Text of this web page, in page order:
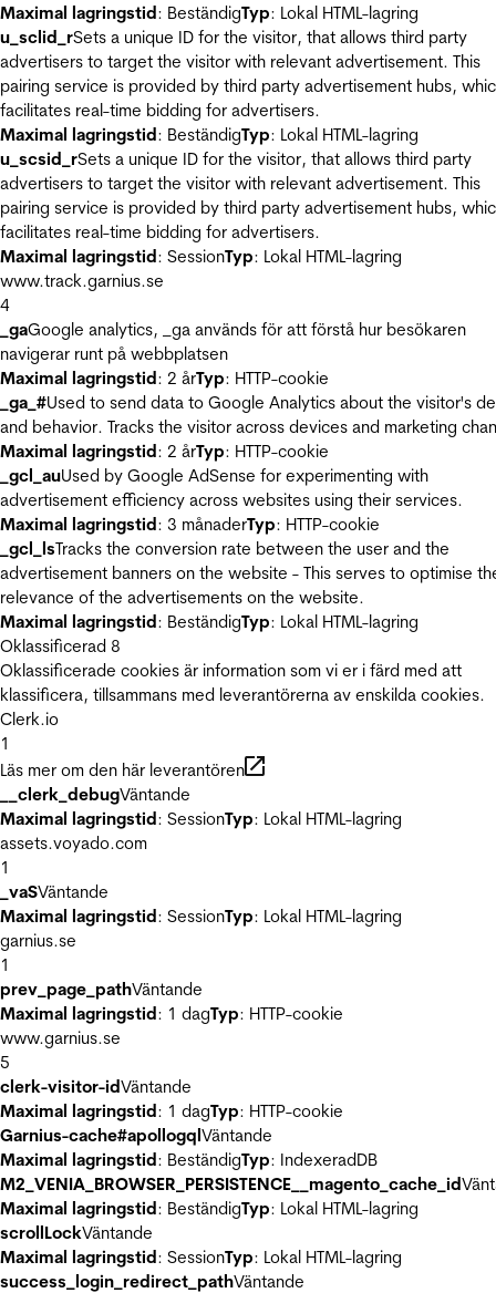
Maximal lagringstid: BeständigTyp: Lokal HTML-lagring
u_sclid_rSets a unique ID for the visitor, that allows third party
advertisers to target the visitor with relevant advertisement. This
pairing service is provided by third party advertisement hubs,
facilitates real-time bidding for advertisers.
Maximal lagringstid: BeständigTyp: Lokal HTML-lagring
u_scsid_rSets a unique ID for the visitor, that allows third party
advertisers to target the visitor with relevant advertisement. This
pairing service is provided by third party advertisement hubs,
facilitates real-time bidding for advertisers.
Maximal lagringstid: SessionTyp: Lokal HTML-lagring
www.track.garnius.se
4
_gaGoogle analytics, _ga används för att förstå hur besökaren
navigerar runt på webbplatsen
Maximal lagringstid: 2 årTyp: HTTP-cookie
_ga_#Used to send data to Google Analytics about the visitor's
and behavior. Tracks the visitor across devices and marketing
Maximal lagringstid: 2 årTyp: HTTP-cookie
_gcl_auUsed by Google AdSense for experimenting with
advertisement efficiency across websites using their services.
Maximal lagringstid: 3 månaderTyp: HTTP-cookie
_gcl_lsTracks the conversion rate between the user and the
advertisement banners on the website - This serves to optimise
relevance of the advertisements on the website.
Maximal lagringstid: BeständigTyp: Lokal HTML-lagring
Oklassificerad 8
Oklassificerade cookies är information som vi er i färd med att
klassificera, tillsammans med leverantörerna av enskilda cookies.
Clerk.io
1
Läs mer om den här leverantören
__clerk_debugVäntande
Maximal lagringstid: SessionTyp: Lokal HTML-lagring
assets.voyado.com
1
_vaSVäntande
Maximal lagringstid: SessionTyp: Lokal HTML-lagring
garnius.se
1
prev_page_pathVäntande
Maximal lagringstid: 1 dagTyp: HTTP-cookie
www.garnius.se
5
clerk-visitor-idVäntande
Maximal lagringstid: 1 dagTyp: HTTP-cookie
Garnius-cache#apollogqlVäntande
Maximal lagringstid: BeständigTyp: IndexeradDB
M2_VENIA_BROWSER_PERSISTENCE__magento_cache_id
Maximal lagringstid: BeständigTyp: Lokal HTML-lagring
scrollLockVäntande
Maximal lagringstid: SessionTyp: Lokal HTML-lagring
success_login_redirect_pathVäntande